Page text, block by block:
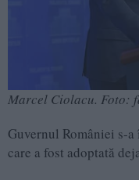
Marcel Ciolacu. Foto:
Guvernul României s-
care a fost adoptată